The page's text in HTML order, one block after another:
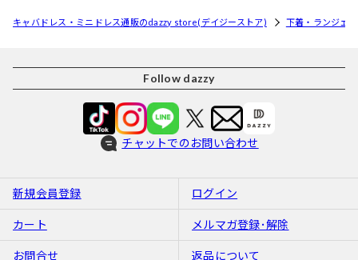
キャバドレス・ミニドレス通販のdazzy store(デイジーストア) 下着・ランジェ
Follow dazzy
チャットでのお問い合わせ
新規会員登録 ログイン
カート メルマガ登録･解除
お問合せ 返品について